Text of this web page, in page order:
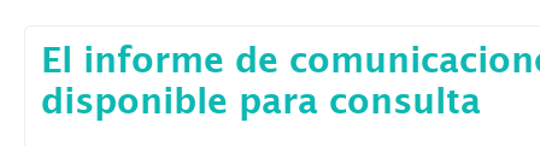
El informe de
disponible para consulta